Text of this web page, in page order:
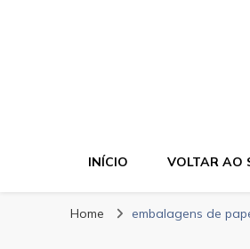
Bela
INÍCIO VOLTAR AO
Home embalagens de